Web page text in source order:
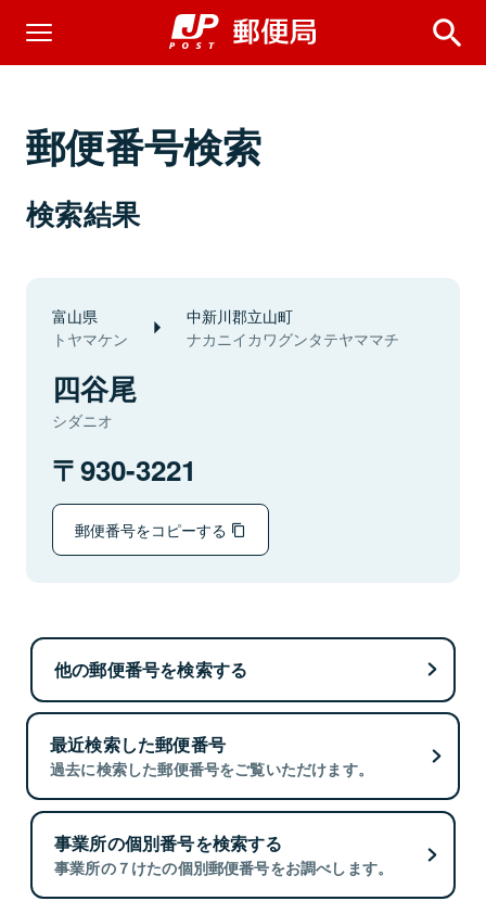
郵便番号検索
検索結果
富山県
トヤマケン
中新川郡立山町
ナカニイカワグンタテヤママチ
四谷尾
シダニオ
930-3221
郵便番号をコピーする
他の郵便番号を検索する
最近検索した郵便番号
過去に検索した郵便番号をご覧いただけます。
事業所の個別番号を検索する
事業所の７けたの個別郵便番号をお調べします。